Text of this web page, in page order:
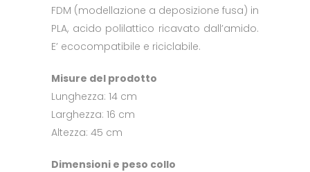
FDM (modellazione a deposizione fusa) in
PLA, acido polilattico ricavato dall’amido.
E’ ecocompatibile e riciclabile.
Misure del prodotto
Lunghezza: 14 cm
Larghezza: 16 cm
Altezza: 45 cm
Dimensioni e peso collo